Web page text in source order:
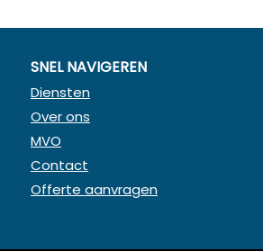
SNEL NAVIGEREN
Diensten
Over ons
MVO
Contact
Offerte aanvragen